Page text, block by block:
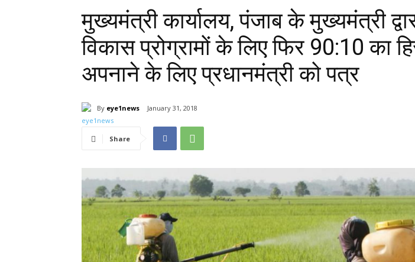
मुख्यमंत्री कार्यालय, पंजाब के मुख्यमंत्री
विकास प्रोग्रामों के लिए फिर 90:10 का
अपनाने के लिए प्रधानमंत्री को पत्र
By eye1news January 31, 2018
Share